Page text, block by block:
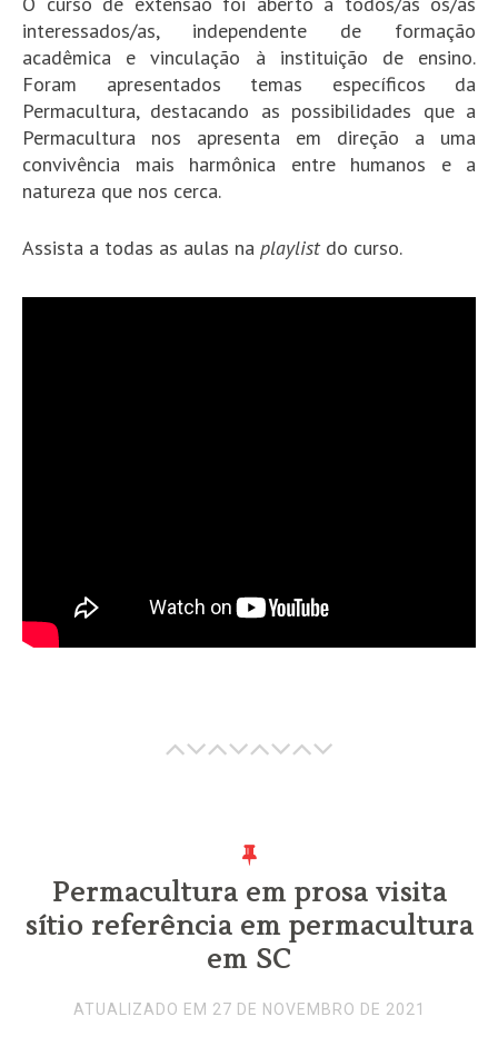
interessados/as, independente de formação
acadêmica e vinculação à instituição de ensino.
Foram apresentados temas específicos da
Permacultura, destacando as possibilidades que a
Permacultura nos apresenta em direção a uma
convivência mais harmônica entre humanos e a
natureza que nos cerca.
Assista a todas as aulas na playlistdo curso.
Permacultura em prosa visita
sítio referência em permacultura
em SC
ATUALIZADO EM 27 DE NOVEMBRO DE 2021